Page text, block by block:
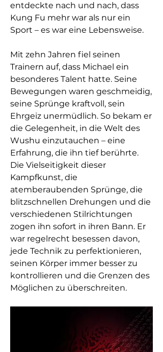
entdeckte nach und nach, dass
Kung Fu mehr war als nur ein
Sport – es war eine Lebensweise.
Mit zehn Jahren fiel seinen
Trainern auf, dass Michael ein
besonderes Talent hatte. Seine
Bewegungen waren geschmeidig,
seine Sprünge kraftvoll, sein
Ehrgeiz unermüdlich. So bekam er
die Gelegenheit, in die Welt des
Wushu einzutauchen – eine
Erfahrung, die ihn tief berührte.
Die Vielseitigkeit dieser
Kampfkunst, die
atemberaubenden Sprünge, die
blitzschnellen Drehungen und die
verschiedenen Stilrichtungen
zogen ihn sofort in ihren Bann. Er
war regelrecht besessen davon,
jede Technik zu perfektionieren,
seinen Körper immer besser zu
kontrollieren und die Grenzen des
Möglichen zu überschreiten.